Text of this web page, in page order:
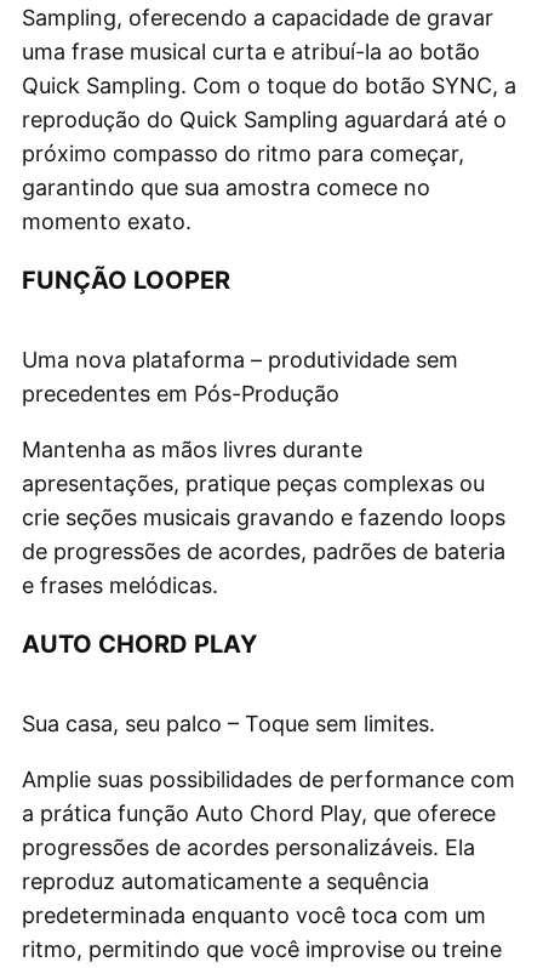
Sampling, oferecendo a capacidade de gravar
uma frase musical curta e atribuí-la ao botão
Quick Sampling. Com o toque do botão SYNC, a
reprodução do Quick Sampling aguardará até o
próximo compasso do ritmo para começar,
garantindo que sua amostra comece no
momento exato.
FUNÇÃO LOOPER
Uma nova plataforma – produtividade sem
precedentes em Pós-Produção
Mantenha as mãos livres durante
apresentações, pratique peças complexas ou
crie seções musicais gravando e fazendo loops
de progressões de acordes, padrões de bateria
e frases melódicas.
AUTO CHORD PLAY
Sua casa, seu palco – Toque sem limites.
Amplie suas possibilidades de performance com
a prática função Auto Chord Play, que oferece
progressões de acordes personalizáveis. Ela
reproduz automaticamente a sequência
predeterminada enquanto você toca com um
ritmo, permitindo que você improvise ou treine